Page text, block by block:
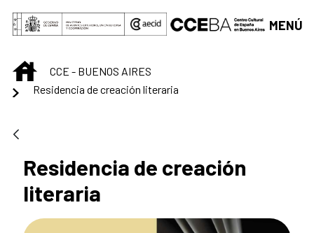
Saltar al contenido principal
MENÚ
INICIOCCE - BUENOS AIRES
Residencia de creación literaria
Residencia de creación
literaria